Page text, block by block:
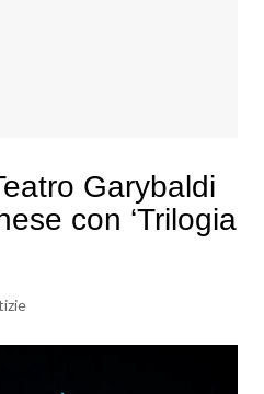
Garybaldi
con ‘Trilogia